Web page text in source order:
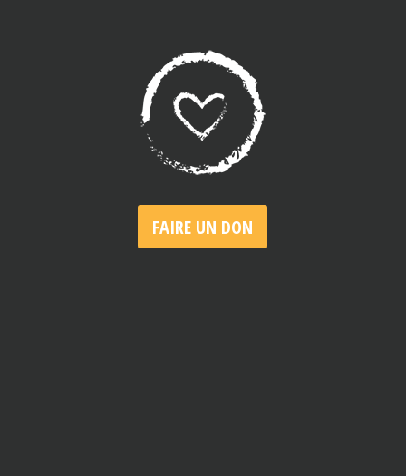
FAIRE UN DON